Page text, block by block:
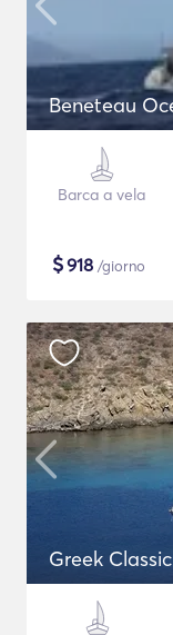
Beneteau
Barca a vela
$918 /giorno
Greek